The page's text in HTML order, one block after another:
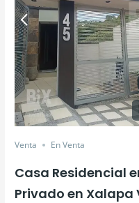
Venta En Venta
Casa Residencial
Privado en Xalapa